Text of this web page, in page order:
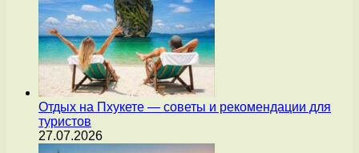
Отдых на Пхукете — советы и рекомендации для
туристов
27.07.2026